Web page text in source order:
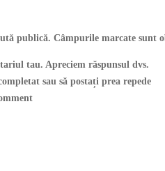
publică. Câmpurile marcate sunt
tau. Apreciem răspunsul dvs.
sau să postați prea repede